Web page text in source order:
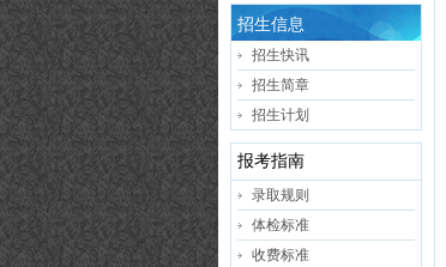
招生信息
招生快讯
招生简章
招生计划
报考指南
录取规则
体检标准
收费标准